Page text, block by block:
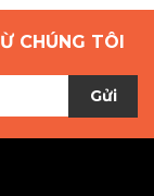
CHÚNG TÔI
Gửi